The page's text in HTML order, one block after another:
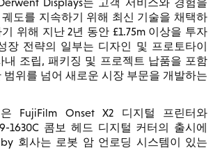
Displays는 고객 서비스와 경험을
도를 지속하기 위해 최신 기술을 채택하
위해 지난 2년 동안 £1.75m 이상을 투자
장 전략의 일부는 디자인 및 프로토타이
내 조립, 패키징 및 프로젝트 납품을 포함
위를 넘어 새로운 시장 부문을 개발하는
FujiFilm Onset X2 디지털 프린터와
1630C 콤보 헤드 디지털 커터의 출시에
회사는 로봇 암 언로딩 시스템이 있는